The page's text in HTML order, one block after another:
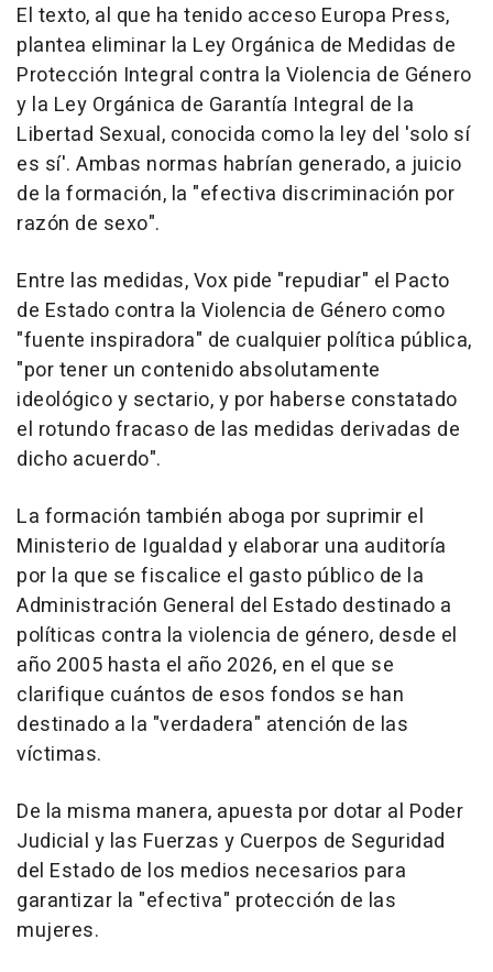
El texto, al que ha tenido acceso Europa Press,
plantea eliminar la Ley Orgánica de Medidas de
Protección Integral contra la Violencia de Género
y la Ley Orgánica de Garantía Integral de la
Libertad Sexual, conocida como la ley del 'solo sí
es sí'. Ambas normas habrían generado, a juicio
de la formación, la "efectiva discriminación por
razón de sexo".
Entre las medidas, Vox pide "repudiar" el Pacto
de Estado contra la Violencia de Género como
"fuente inspiradora" de cualquier política pública,
"por tener un contenido absolutamente
ideológico y sectario, y por haberse constatado
el rotundo fracaso de las medidas derivadas de
dicho acuerdo".
La formación también aboga por suprimir el
Ministerio de Igualdad y elaborar una auditoría
por la que se fiscalice el gasto público de la
Administración General del Estado destinado a
políticas contra la violencia de género, desde el
año 2005 hasta el año 2026, en el que se
clarifique cuántos de esos fondos se han
destinado a la "verdadera" atención de las
víctimas.
De la misma manera, apuesta por dotar al Poder
Judicial y las Fuerzas y Cuerpos de Seguridad
del Estado de los medios necesarios para
garantizar la "efectiva" protección de las
mujeres.